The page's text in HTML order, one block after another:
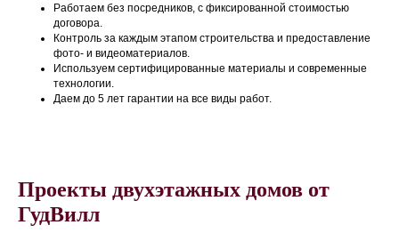
Работаем без посредников, с фиксированной стоимостью
договора.
Контроль за каждым этапом строительства и предоставление
фото- и видеоматериалов.
Используем сертифицированные материалы и современные
технологии.
Даем до 5 лет гарантии на все виды работ.
Проекты двухэтажных домов от
ГудВилл